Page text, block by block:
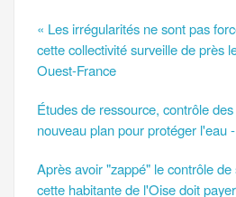
« Les irrégularités ne sont pas
cette collectivité surveille de près
Ouest-France
Études de ressource, contrôle
nouveau plan pour protéger l'eau
Après avoir "zappé" le contrôle
cette habitante de l'Oise doit